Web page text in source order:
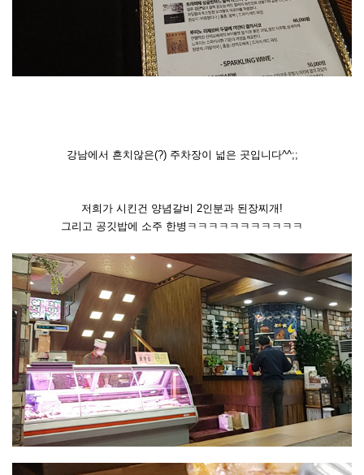
강남에서 흔치않은(?) 주차장이 넓은 곳입니다^^;;
저희가 시킨건 양념갈비 2인분과 된장찌개!
그리고 공깃밥에 소주 한병ㅋㅋㅋㅋㅋㅋㅋㅋㅋㅋㅋ